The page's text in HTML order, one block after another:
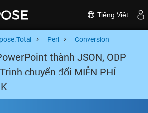
Tiếng Việt
Perl Conversion
thành JSON, ODP
chuyển đổi MIỄN PHÍ